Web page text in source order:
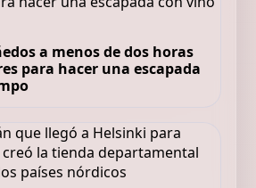
a menos de dos horas
para hacer una escapada